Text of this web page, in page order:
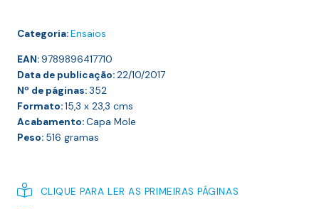
Categoria:Ensaios
EAN:9789896417710
Data de publicação:22/10/2017
Nº de páginas:352
Formato:15,3 x 23,3 cms
Acabamento:Capa Mole
Peso: 516 gramas
CLIQUE PARA LER AS PRIMEIRAS PÁGINAS